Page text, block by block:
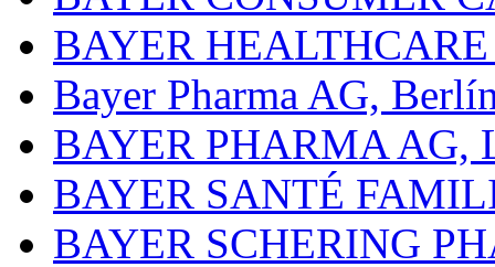
BAYER
Bayer Pharma AG,
BAYER PHARMA AG,
BAYER SANTÉ
BAYER SCHERING